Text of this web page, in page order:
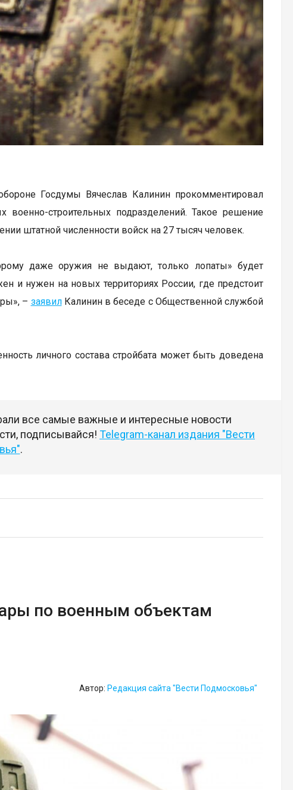
Госдумы Вячеслав Калинин прокомментировал
строительных подразделений. Такое решение
штатной численности войск на 27 тысяч человек.
даже оружия не выдают, только лопаты» будет
и нужен на новых территориях России, где предстоит
– заявилКалинин в беседе с Общественной службой
личного состава стройбата может быть доведена
все самые важные и интересные новости
подписывайся! Telegram-канал издания "Вести
.
по военным объектам
Автор: Редакция сайта "Вести Подмосковья"